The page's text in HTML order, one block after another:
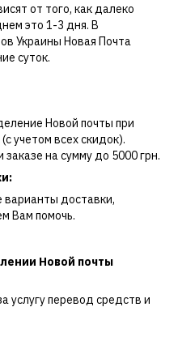
от того, как далеко
это 1-3 дня. В
Украины Новая Почта
суток.
Новой почты при
учетом всех скидок).
на сумму до 5000 грн.
варианты доставки,
Вам помочь.
Новой почты
услугу перевод средств и